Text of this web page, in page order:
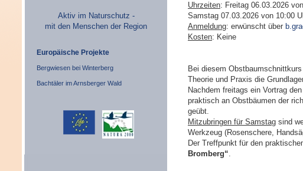
Aktiv im Naturschutz -
mit den Menschen der Region
Europäische Projekte
Bergwiesen bei Winterberg
Bachtäler im Arnsberger Wald
Uhrzeiten: Freitag 06.03.2026
Samstag 07.03.2026 von 10:00
Anmeldung: erwünscht über
Kosten: Keine
Bei diesem
Theorie und Praxis die
Nachdem freitags ein Vortrag
praktisch an Obstbäumen der
geübt.
Mitzubringen für Samstag sind
Werkzeug (Rosenschere,
Der Treffpunkt für den
Bromberg“.